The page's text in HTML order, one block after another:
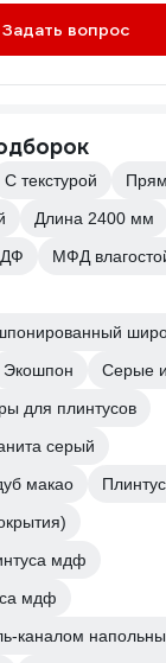
Задать вопрос
С текстурой
Длина 2400 мм
МФД
Экошпон
Серые
для плинтусов
серый
макао
мдф
мдф
каналом